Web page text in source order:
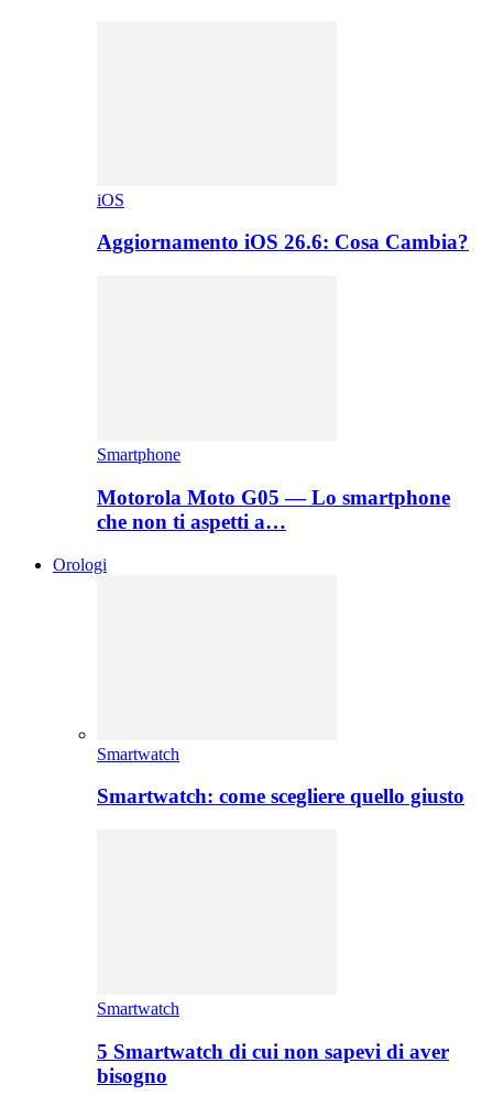
iOS
Aggiornamento iOS 26.6: Cosa Cambia?
Smartphone
Motorola Moto G05 — Lo smartphone
che non ti aspetti a…
Orologi
Smartwatch
Smartwatch: come scegliere quello giusto
Smartwatch
5 Smartwatch di cui non sapevi di aver
bisogno